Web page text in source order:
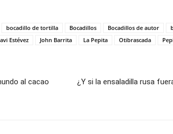
bocadillo de tortilla Bocadillos Bocadillos de autor
Estévez John Barrita La Pepita Otibrascada
al cacao
¿Y si la ensaladilla rusa